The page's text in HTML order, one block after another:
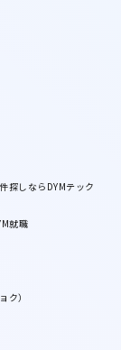
探しならDYMテック
就職
ク）